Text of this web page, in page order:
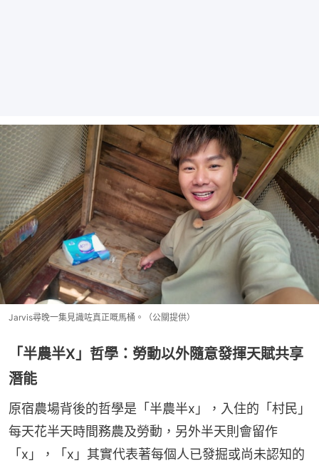
Jarvis尋晚一集見識咗真正嘅馬桶。（公關提供）
「半農半X」哲學：勞動以外隨意發揮天賦共享
潛能
原宿農場背後的哲學是「半農半x」，入住的「村民」
每天花半天時間務農及勞動，另外半天則會留作
「x」，「x」其實代表著每個人已發掘或尚未認知的